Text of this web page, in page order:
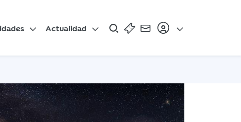
Actualidad